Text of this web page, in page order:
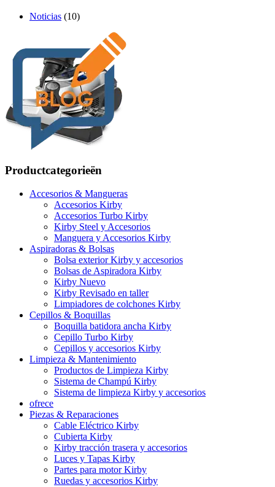
Noticias (10)
Productcategorieën
Accesorios & Mangueras
Accesorios Kirby
Accesorios Turbo Kirby
Kirby Steel y Accesorios
Manguera y Accesorios Kirby
Aspiradoras & Bolsas
Bolsa exterior Kirby y accesorios
Bolsas de Aspiradora Kirby
Kirby Nuevo
Kirby Revisado en taller
Limpiadores de colchones Kirby
Cepillos & Boquillas
Boquilla batidora ancha Kirby
Cepillo Turbo Kirby
Cepillos y accesorios Kirby
Limpieza & Mantenimiento
Productos de Limpieza Kirby
Sistema de Champú Kirby
Sistema de limpieza Kirby y accesorios
ofrece
Piezas & Reparaciones
Cable Eléctrico Kirby
Cubierta Kirby
Kirby tracción trasera y accesorios
Luces y Tapas Kirby
Partes para motor Kirby
Ruedas y accesorios Kirby